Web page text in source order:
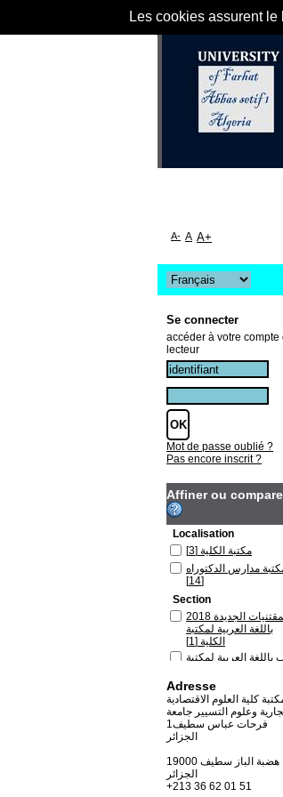
Les cookies assurent
لمكتبة كلية العلوم الاقتصادية و
A- A A+
Se connecter
accéder à votre compte
lecteur
Mot de passe oublié ?
Pas encore inscrit ?
Affiner ou
Localisation
مكتبة الكلية [3]
مدارس الدكتوراه
[14]
Section
المقتنيات الجديدة 2018
باللغة العربية لمكتبة
الكلية [1]
باللغة العربية لمكتبة
باللغة العربية لمكتبة
مدارس الدكتوراه[14]
Adresse
كلية العلوم الاقتصادية
وعلوم التسيير جامعة
فرحات عباس سطيف1
الجزائر
19000 هضبة الباز سطيف
+213 36 62 01 51